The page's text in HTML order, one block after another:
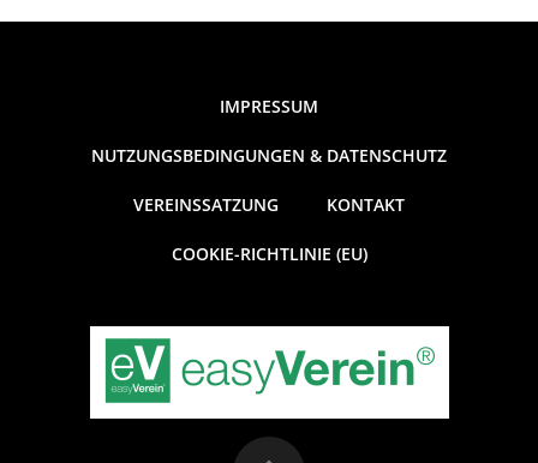
IMPRESSUM
NUTZUNGSBEDINGUNGEN & DATENSCHUTZ
VEREINSSATZUNG KONTAKT
COOKIE-RICHTLINIE (EU)